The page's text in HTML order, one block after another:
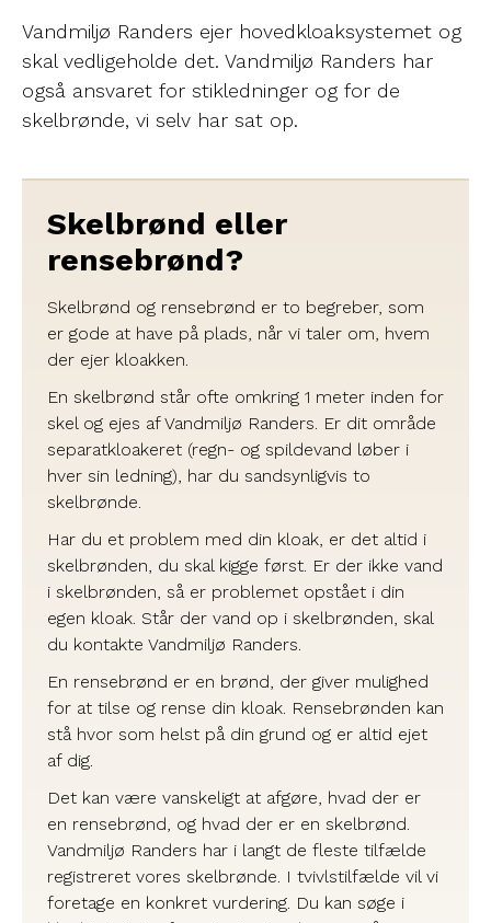
Vandmiljø Randers ejer hovedkloaksystemet og
skal vedligeholde det. Vandmiljø Randers har
også ansvaret for stikledninger og for de
skelbrønde, vi selv har sat op.
Skelbrønd eller
rensebrønd?
Skelbrønd og rensebrønd er to begreber, som
er gode at have på plads, når vi taler om, hvem
der ejer kloakken.
En skelbrønd står ofte omkring 1 meter inden for
skel og ejes af Vandmiljø Randers. Er dit område
separatkloakeret (regn- og spildevand løber i
hver sin ledning), har du sandsynligvis to
skelbrønde.
Har du et problem med din kloak, er det altid i
skelbrønden, du skal kigge først. Er der ikke vand
i skelbrønden, så er problemet opstået i din
egen kloak. Står der vand op i skelbrønden, skal
du kontakte Vandmiljø Randers.
En rensebrønd er en brønd, der giver mulighed
for at tilse og rense din kloak. Rensebrønden kan
stå hvor som helst på din grund og er altid ejet
af dig.
Det kan være vanskeligt at afgøre, hvad der er
en rensebrønd, og hvad der er en skelbrønd.
Vandmiljø Randers har i langt de fleste tilfælde
registreret vores skelbrønde. I tvivlstilfælde vil vi
foretage en konkret vurdering. Du kan søge i